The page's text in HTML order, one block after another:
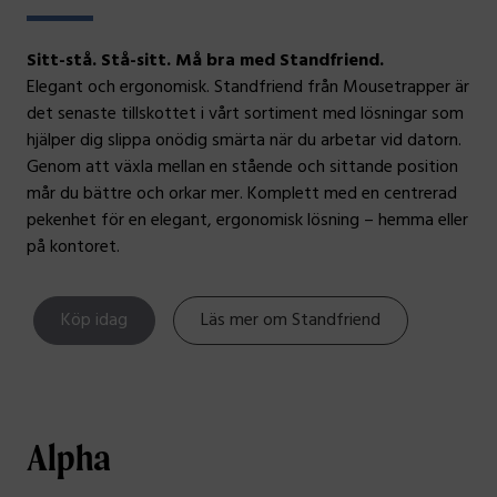
Sitt-stå. Stå-sitt. Må bra med Standfriend.
Elegant och ergonomisk. Standfriend från Mousetrapper är
det senaste tillskottet i vårt sortiment med lösningar som
hjälper dig slippa onödig smärta när du arbetar vid datorn.
Genom att växla mellan en stående och sittande position
mår du bättre och orkar mer. Komplett med en centrerad
pekenhet för en elegant, ergonomisk lösning – hemma eller
på kontoret.
Köp idag Läs mer om Standfriend
Alpha